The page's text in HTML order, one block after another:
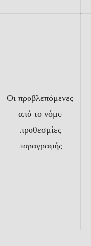
Οι προβλεπόμενες
από το νόμο
προθεσμίες
παραγραφής